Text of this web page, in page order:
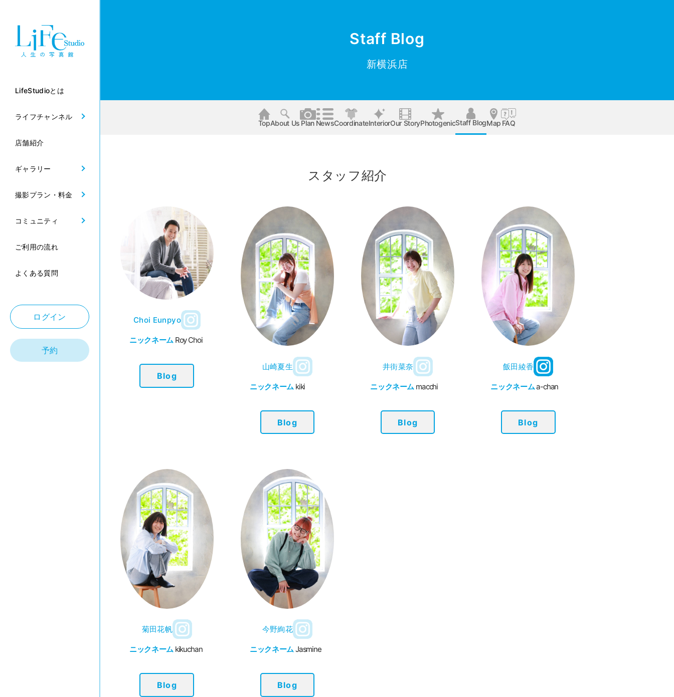
LifeStudioとは
ライフチャンネル
店舗紹介
ギャラリー
撮影プラン・料金
コミュニティ
ご利用の流れ
よくある質問
ログイン
予約
Staff Blog
新横浜店
TopAbout Us Plan NewsCoordinateInteriorOur StoryPhotogenicStaff BlogMap FAQ
スタッフ紹介
Choi Eunpyo
ニックネームRoy Choi
Blog
山崎夏生
ニックネームkiki
Blog
井街菜奈
ニックネーム macchi
Blog
飯田綾香
ニックネームa-chan
Blog
菊田花帆
ニックネームkikuchan
Blog
今野絢花
ニックネームJasmine
Blog